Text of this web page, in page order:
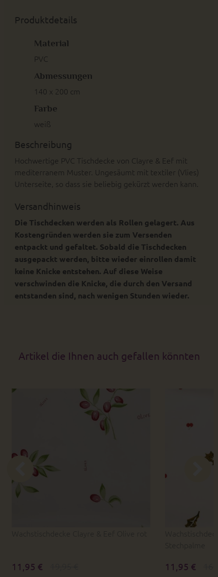
Produktdetails
Material
PVC
Abmessungen
140 x 200 cm
Farbe
weiß
Beschreibung
Hochwertige PVC Tischdecke von Clayre & Eef mit
mediterranem Muster. Ungesäumt mit textiler (Vlies)
Unterseite, so dass sie beliebig gekürzt werden kann.
Versandhinweis
Die Tischdecken werden als Rollen gelagert. Aus
Kostengründen werden sie zum Versenden
entpackt und gefaltet. Sobald die Tischdecken
ausgepackt werden, bitte wieder einrollen damit
keine Knicke entstehen. Auf diese Weise
verschwinden die Knicke, die durch den Versand
entstanden sind, nach wenigen Stunden wieder.
Artikel die Ihnen auch gefallen könnten
11,95 € 11,95 €